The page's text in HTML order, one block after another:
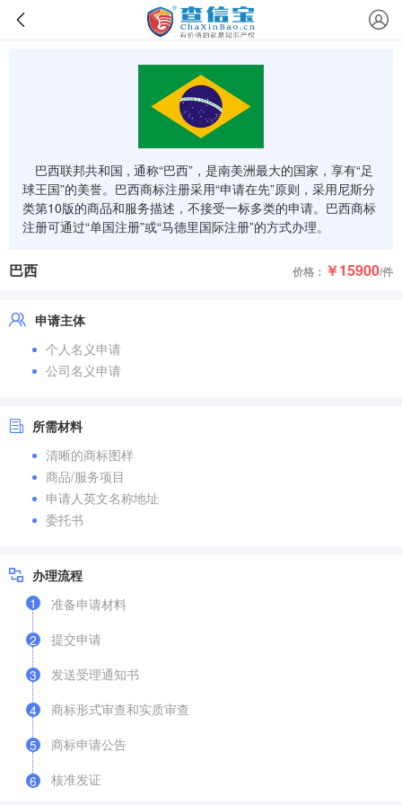
巴西联邦共和国 , 通称“巴西”，是南美洲最大的国家，享有“足
球王国”的美誉。巴西商标注册采用“申请在先”原则，采用尼斯分
类第10版的商品和服务描述，不接受一标多类的申请。巴西商标
注册可通过“单国注册”或“马德里国际注册”的方式办理。
巴西 价格： ￥15900/件
申请主体
个人名义申请
公司名义申请
所需材料
清晰的商标图样
商品/服务项目
申请人英文名称地址
委托书
办理流程
1
准备申请材料
2
提交申请
3
发送受理通知书
4
商标形式审查和实质审查
5
商标申请公告
6 核准发证